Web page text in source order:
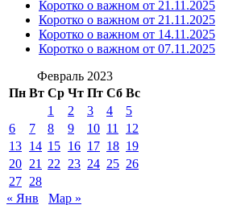
Коротко о важном от 21.11.2025
Коротко о важном от 21.11.2025
Коротко о важном от 14.11.2025
Коротко о важном от 07.11.2025
Февраль 2023
Пн Вт Ср Чт Пт Сб Вс
1
2 3 4
5
6
7 8 9 10 11
12
13 14 15 16 17 18 19
20 21 22 23 24 25 26
27 28
« Янв
Мар »